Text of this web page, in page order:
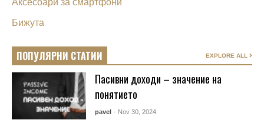
Аксесоари за смартфони
Бижута
ПОПУЛЯРНИ СТАТИИ EXPLORE ALL
Пасивни доходи – значение на
понятието
pavel - Nov 30, 2024